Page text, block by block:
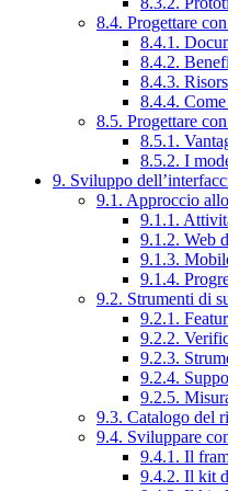
8.4. Progettare
8.4.1.
8.4.2.
8.4.3.
8.4.4.
8.5. Progettare
8.5.1.
8.5.2. I
9. Sviluppo
9.1. Approccio
9.1.1.
9.1.2. Web
9.1.3.
9.1.4.
9.2. Strumenti di
9.2.1.
9.2.2.
9.2.3.
9.2.4.
9.2.5.
9.3. Catalogo del
9.4. Sviluppare
9.4.1. Il
9.4.2. Il kit